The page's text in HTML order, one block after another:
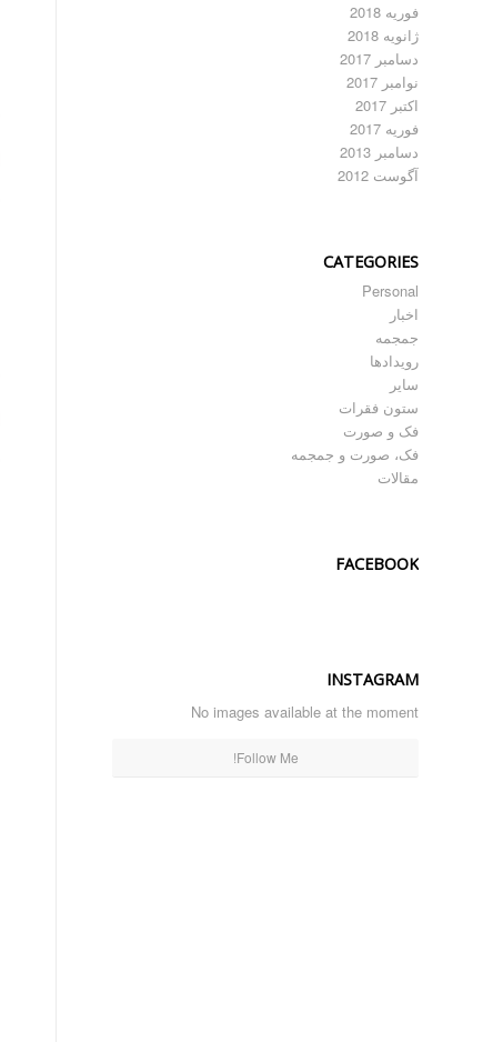
فوریه 2018
ژانویه 2018
دسامبر 2017
نوامبر 2017
اکتبر 2017
فوریه 2017
دسامبر 2013
آگوست 2012
CATEGORIES
Personal
اخبار
جمجمه
رویدادها
سایر
ستون فقرات
فک و صورت
فک، صورت و جمجمه
مقالات
FACEBOOK
INSTAGRAM
No images available at the moment
Follow Me!